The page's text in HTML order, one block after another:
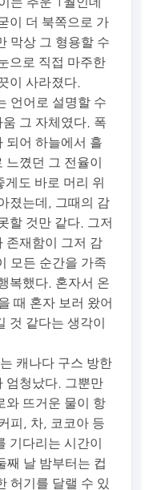
이 더 북쪽으로 가
막상 그 형용할 수
으로 직접 마주한
이 사라졌다.
언어로 설명할 수
그 자체였다. 폭
되어 하늘에서 흘
꼈던 그 전율이
도 바로 머리 위
졌는데, 그때의 감
할 것만 같다. 그저
존재함이 그저 감
모든 순간을 가족
복했다. 혼자서 온
때 혼자 보러 왔어
것 같다는 생각이
캐나다 구스 방한
엄청났다. 그뿐만
와 뜨거운 물이 항
피, 차, 코코아 등
기다리는 시간이
째 날 밤부터는 컵
허기를 달랠 수 있